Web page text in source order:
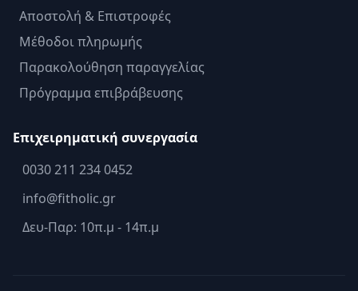
Αποστολή & Επιστροφές
Μέθοδοι πληρωμής
Παρακολούθηση παραγγελίας
Πρόγραμμα επιβράβευσης
Επιχειρηματική συνεργασία
0030 211 234 0452
info@fitholic.gr
Δευ-Παρ: 10π.μ - 14π.μ